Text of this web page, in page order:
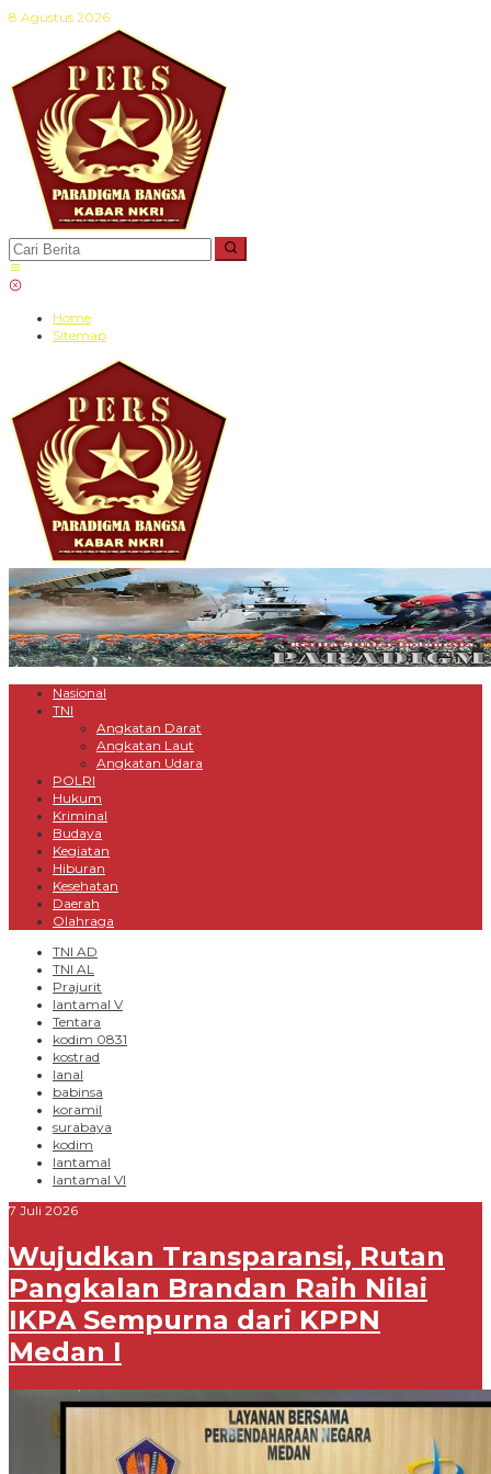
Lewati
8 Agustus 2026
Home
Sitemap
Nasional
TNI
Angkatan Darat
Angkatan Laut
Angkatan Udara
POLRI
Hukum
Kriminal
Budaya
Kegiatan
Hiburan
Kesehatan
Daerah
Olahraga
TNI AD
TNI AL
Prajurit
lantamal V
Tentara
kodim 0831
kostrad
lanal
babinsa
koramil
surabaya
kodim
lantamal
lantamal VI
7 Juli 2026
Wujudkan Transparansi, Rutan
Pangkalan Brandan Raih Nilai
IKPA Sempurna dari KPPN
Medan I